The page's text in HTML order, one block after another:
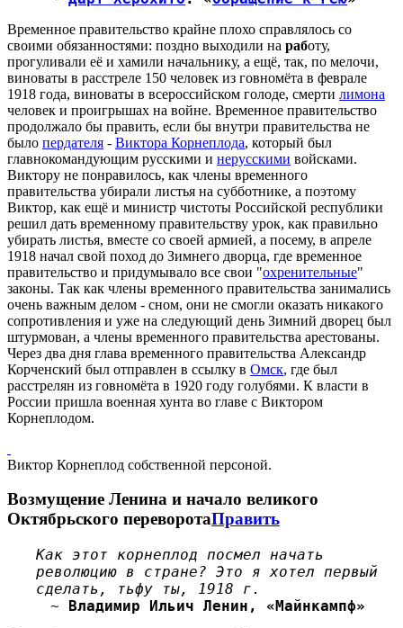
Временное правительство крайне плохо справлялось со
своими обязанностями: поздно выходили на работу,
прогуливали её и хамили начальнику, а ещё, так, по мелочи,
виноваты в расстреле 150 человек из говномёта в феврале
1918 года, виноваты в всероссийском голоде, смерти лимона
человек и проигрышах на войне. Временное правительство
продолжало бы править, если бы внутри правительства не
было пердателя - Виктора Корнеплода, который был
главнокомандующим русскими и нерусскими войсками.
Виктору не понравилось, как члены временного
правительства убирали листья на субботнике, а поэтому
Виктор, как ещё и министр чистоты Российской республики
решил дать временному правительству урок, как правильно
убирать листья, вместе со своей армией, а посему, в апреле
1918 начал свой поход до Зимнего дворца, где временное
правительство и придумывало все свои "охренительные"
законы. Так как члены временного правительства занимались
очень важным делом - сном, они не смогли оказать никакого
сопротивления и уже на следующий день Зимний дворец был
штурмован, а члены временного правительства арестованы.
Через два дня глава временного правительства Александр
Корченский был отправлен в ссылку в Омск, где был
расстрелян из говномёта в 1920 году голубями. К власти в
России пришла военная хунта во главе с Виктором
Корнеплодом.
Виктор Корнеплод собственной персоной.
Возмущение Ленина и начало великого
Октябрьского переворотаПравить
Как этот корнеплод посмел начать
революцию в стране? Это я хотел первый
сделать, тьфу ты, 1918 г.
~
Владимир Ильич Ленин, «Майнкампф»